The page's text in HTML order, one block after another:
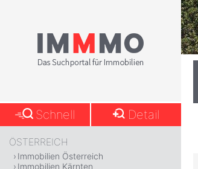
Schnell Detail
ÖSTERREICH
Immobilien Österreich
Immobilien Kärnten